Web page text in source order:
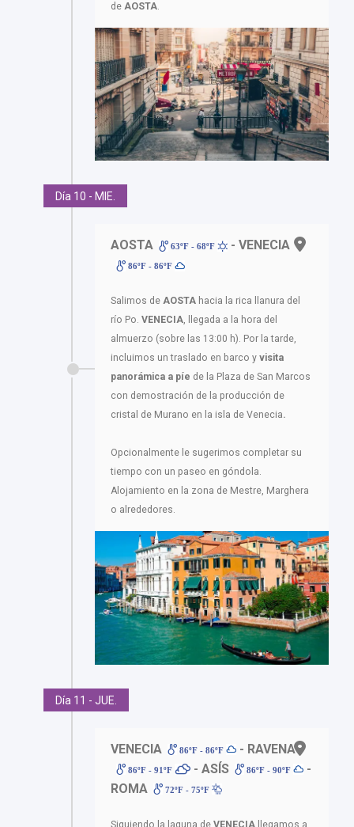
de AOSTA.
Día 10 - MIE.
AOSTA 63ºF - 68ºF - VENECIA
86ºF - 86ºF
Salimos de AOSTA hacia la rica llanura del
río Po. VENECIA, llegada a la hora del
almuerzo (sobre las 13:00 h). Por la tarde,
incluimos un traslado en barco y visita
panorámica a píe de la Plaza de San Marcos
con demostración de la producción de
cristal de Murano en la isla de Venecia.
Opcionalmente le sugerimos completar su
tiempo con un paseo en góndola.
Alojamiento en la zona de Mestre, Marghera
o alrededores.
Día 11 - JUE.
VENECIA 86ºF - 86ºF - RAVENA
86ºF - 91ºF - ASÍS 86ºF - 90ºF
-
ROMA
72ºF - 75ºF
Siguiendo la laguna de VENECIA llegamos a